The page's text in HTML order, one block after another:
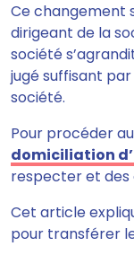
Ce changement
dirigeant de la
société
jugé suffisant
société.
Pour procéder
domiciliation
respecter et
Cet article
pour transférer le